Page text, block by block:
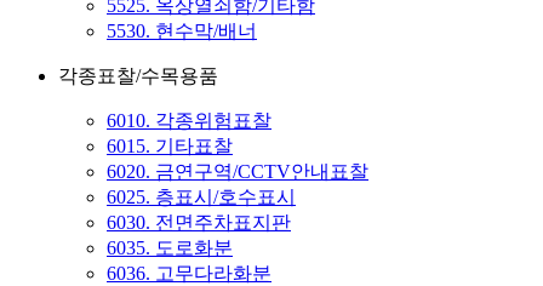
5525. 옥상열쇠함/기타함
5530. 현수막/배너
각종표찰/수목용품
6010. 각종위험표찰
6015. 기타표찰
6020. 금연구역/CCTV안내표찰
6025. 층표시/호수표시
6030. 전면주차표지판
6035. 도로화분
6036. 고무다라화분